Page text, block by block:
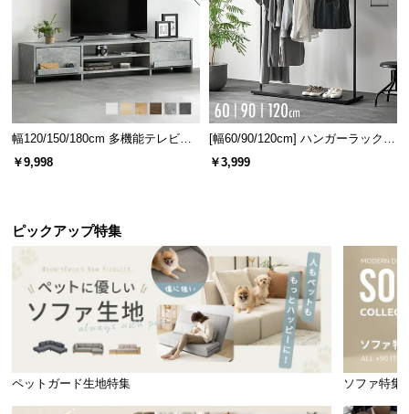
幅120/150/180cm 多機能テレビボ
ード 木目/石目調 オープン収納・
引き出し収納付き
￥9,998
[幅60/90/120cm] ハンガーラック
スチール 4段階高さ調節 サイドフ
ック オープンラック シンプル
￥3,999
ピックアップ特集
ペットガード生地特集 ソファ特集